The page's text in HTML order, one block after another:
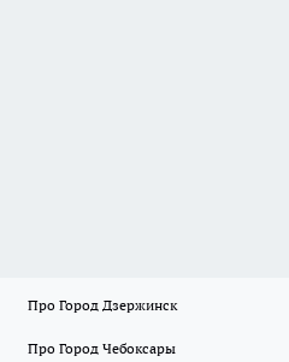
Про Город Дзержинск
Про Город Чебоксары